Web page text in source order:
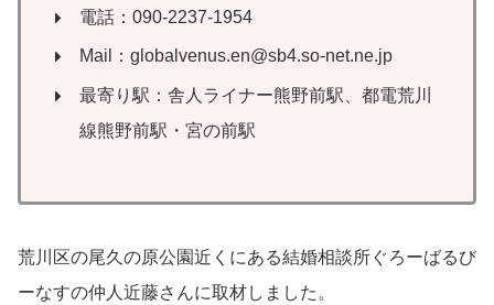
電話：090-2237-1954
Mail：globalvenus.en@sb4.so-net.ne.jp
最寄り駅：舎人ライナー熊野前駅、都電荒川
線熊野前駅・宮の前駅
荒川区の尾久の原公園近くにある結婚相談所ぐろーばるび
ーなすの仲人近藤さんに取材しました。